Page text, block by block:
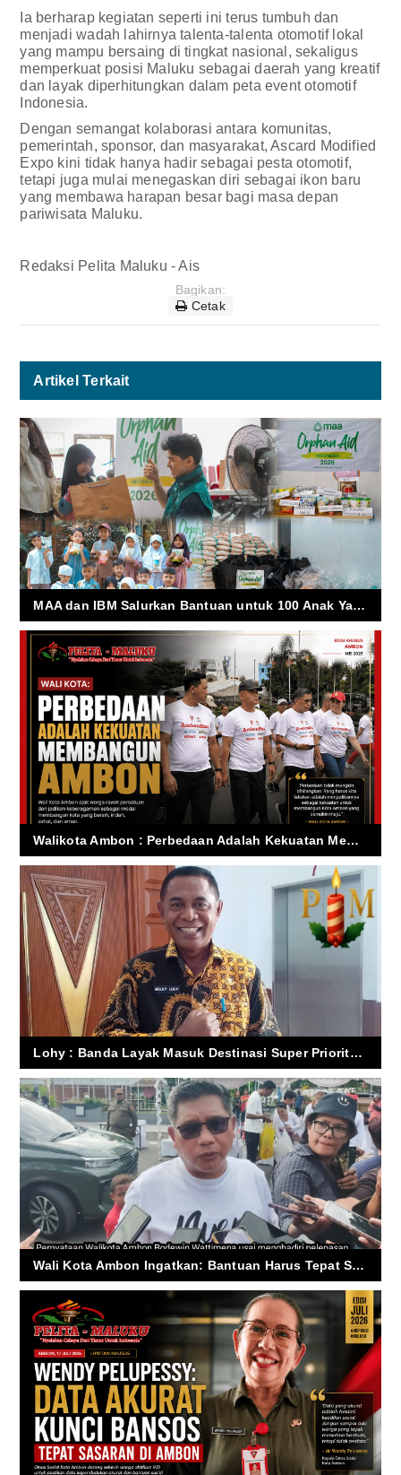
Ia berharap kegiatan seperti ini terus tumbuh dan
menjadi wadah lahirnya talenta-talenta otomotif lokal
yang mampu bersaing di tingkat nasional, sekaligus
memperkuat posisi Maluku sebagai daerah yang kreatif
dan layak diperhitungkan dalam peta event otomotif
Indonesia.
Dengan semangat kolaborasi antara komunitas,
pemerintah, sponsor, dan masyarakat, Ascard Modified
Expo kini tidak hanya hadir sebagai pesta otomotif,
tetapi juga mulai menegaskan diri sebagai ikon baru
yang membawa harapan besar bagi masa depan
pariwisata Maluku.
Redaksi Pelita Maluku - Ais
Bagikan:
Cetak
Artikel Terkait
MAA dan IBM Salurkan Bantuan untuk 100 Anak Yatim di Jawa Barat, Perkuat Solidaritas Lintas Negara
Walikota Ambon : Perbedaan Adalah Kekuatan Membangun Ambon
Lohy : Banda Layak Masuk Destinasi Super Prioritas Indonesia
Wali Kota Ambon Ingatkan: Bantuan Harus Tepat Sasaran ke Warga Miskin